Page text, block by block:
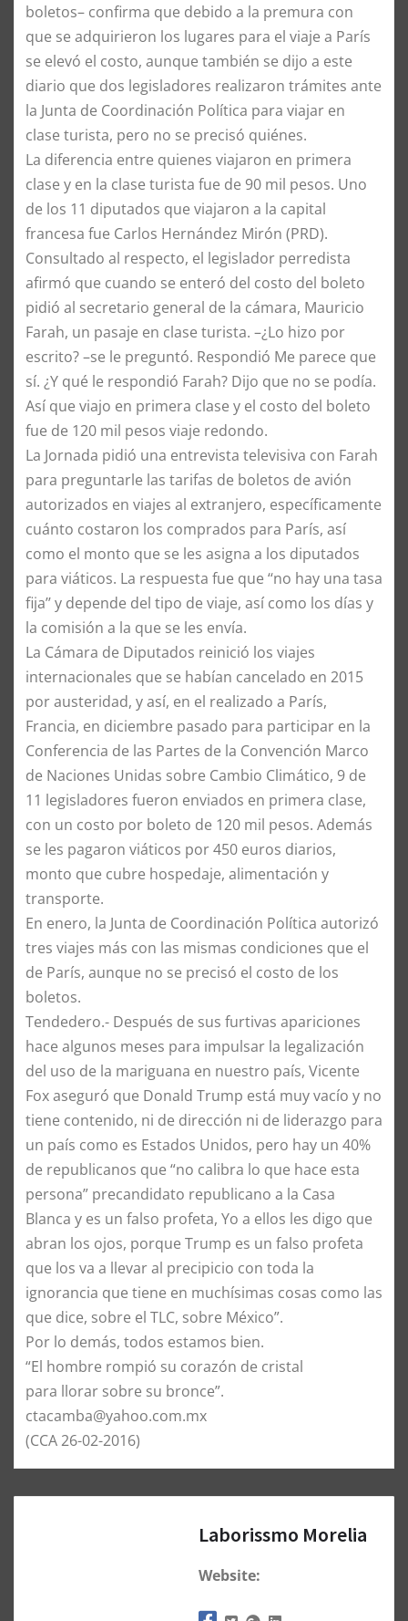
boletos– confirma que debido a la premura con
que se adquirieron los lugares para el viaje a París
se elevó el costo, aunque también se dijo a este
diario que dos legisladores realizaron trámites ante
la Junta de Coordinación Política para viajar en
clase turista, pero no se precisó quiénes.
La diferencia entre quienes viajaron en primera
clase y en la clase turista fue de 90 mil pesos. Uno
de los 11 diputados que viajaron a la capital
francesa fue Carlos Hernández Mirón (PRD).
Consultado al respecto, el legislador perredista
afirmó que cuando se enteró del costo del boleto
pidió al secretario general de la cámara, Mauricio
Farah, un pasaje en clase turista. –¿Lo hizo por
escrito? –se le preguntó. Respondió Me parece que
sí. ¿Y qué le respondió Farah? Dijo que no se podía.
Así que viajo en primera clase y el costo del boleto
fue de 120 mil pesos viaje redondo.
La Jornada pidió una entrevista televisiva con Farah
para preguntarle las tarifas de boletos de avión
autorizados en viajes al extranjero, específicamente
cuánto costaron los comprados para París, así
como el monto que se les asigna a los diputados
para viáticos. La respuesta fue que ‘‘no hay una tasa
fija’’ y depende del tipo de viaje, así como los días y
la comisión a la que se les envía.
La Cámara de Diputados reinició los viajes
internacionales que se habían cancelado en 2015
por austeridad, y así, en el realizado a París,
Francia, en diciembre pasado para participar en la
Conferencia de las Partes de la Convención Marco
de Naciones Unidas sobre Cambio Climático, 9 de
11 legisladores fueron enviados en primera clase,
con un costo por boleto de 120 mil pesos. Además
se les pagaron viáticos por 450 euros diarios,
monto que cubre hospedaje, alimentación y
transporte.
En enero, la Junta de Coordinación Política autorizó
tres viajes más con las mismas condiciones que el
de París, aunque no se precisó el costo de los
boletos.
Tendedero.- Después de sus furtivas apariciones
hace algunos meses para impulsar la legalización
del uso de la mariguana en nuestro país, Vicente
Fox aseguró que Donald Trump está muy vacío y no
tiene contenido, ni de dirección ni de liderazgo para
un país como es Estados Unidos, pero hay un 40%
de republicanos que “no calibra lo que hace esta
persona” precandidato republicano a la Casa
Blanca y es un falso profeta, Yo a ellos les digo que
abran los ojos, porque Trump es un falso profeta
que los va a llevar al precipicio con toda la
ignorancia que tiene en muchísimas cosas como las
que dice, sobre el TLC, sobre México”.
Por lo demás, todos estamos bien.
“El hombre rompió su corazón de cristal
para llorar sobre su bronce”.
ctacamba@yahoo.com.mx
(CCA 26-02-2016)
Laborissmo Morelia
Website: